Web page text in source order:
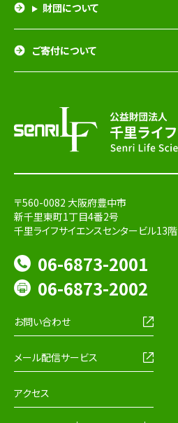
財団について
ご寄付について
〒560-0082 大阪府豊中市
新千里東町1丁目4番2号
千里ライフサイエンスセンタービル13階
06-6873-2001
06-6873-2002
お問い合わせ
メール配信サービス
アクセス